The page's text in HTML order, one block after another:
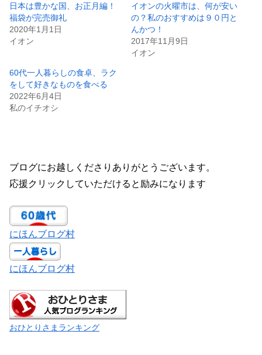
日本は豊かな国、お正月編！
福袋が完売御礼
2020年1月1日
イオン
イオンの火曜市は、何が安い
の？私のおすすめは９０円と
んかつ！
2017年11月9日
イオン
60代一人暮らしの食卓、ラク
をして好きなものを食べる
2022年6月4日
私のイチオシ
ブログにお越しくださりありがとうございます。
応援クリックしていただけると励みになります
にほんブログ村
にほんブログ村
おひとりさまランキング